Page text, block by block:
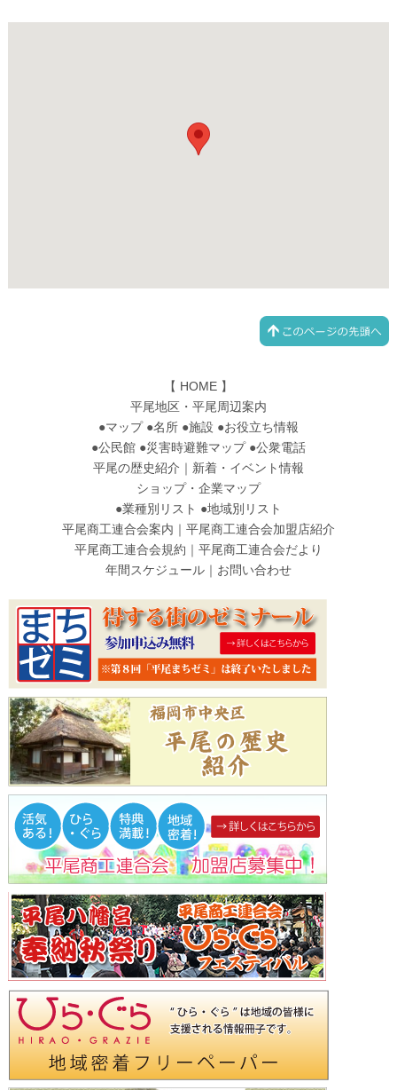
【 HOME】
平尾地区・平尾周辺案内
●マップ●名所●施設 ●お役立ち情報
●公民館●災害時避難マップ●公衆電話
平尾の歴史紹介
新着・イベント情報
ショップ・企業マップ
●業種別リスト ●地域別リスト
平尾商工連合会案内
平尾商工連合会加盟店紹介
平尾商工連合会規約
平尾商工連合会だより
年間スケジュール｜ お問い合わせ